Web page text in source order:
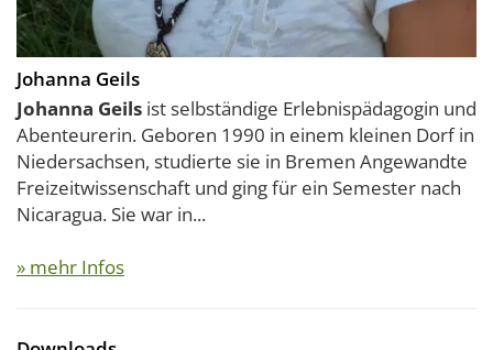
Johanna Geils
Johanna Geils ist selbständige Erlebnispädagogin und
Abenteurerin. Geboren 1990 in einem kleinen Dorf in
Niedersachsen, studierte sie in Bremen Angewandte
Freizeitwissenschaft und ging für ein Semester nach
Nicaragua. Sie war in...
» mehr Infos